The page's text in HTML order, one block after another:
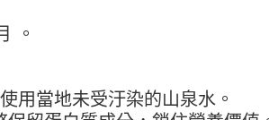
２．關於個人資料處理事宜，請瀏
https://aftee.tw/terms/#terms3
每筆NT$90，滿NT$990(含以
。
用當地未受汙染的山泉水。